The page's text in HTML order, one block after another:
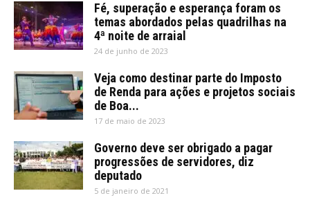
Fé, superação e esperança foram os
temas abordados pelas quadrilhas na
4ª noite de arraial
24 de junho de 2023
Veja como destinar parte do Imposto
de Renda para ações e projetos sociais
de Boa...
17 de maio de 2023
Governo deve ser obrigado a pagar
progressões de servidores, diz
deputado
5 de janeiro de 2021